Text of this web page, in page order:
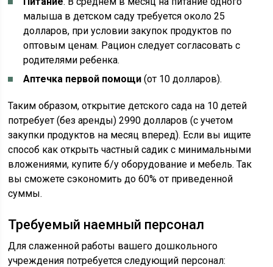
малыша в детском саду требуется около 25
долларов, при условии закупок продуктов по
оптовым ценам. Рацион следует согласовать с
родителями ребенка.
Аптечка первой помощи (от 10 долларов).
Таким образом, открытие детского сада на 10 детей
потребует (без аренды) 2990 долларов (с учетом
закупки продуктов на месяц вперед). Если вы ищите
способ как открыть частный садик с минимальными
вложениями, купите б/у оборудование и мебель. Так
вы сможете сэкономить до 60% от приведенной
суммы.
Требуемый наемный персонал
Для слаженной работы вашего дошкольного
учреждения потребуется следующий персонал: